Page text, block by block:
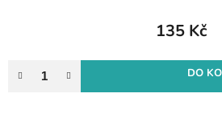
135 Kč
DO